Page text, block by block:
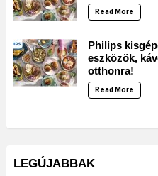
Read More
Philips
eszközök,
otthonra!
Read More
LEGÚJABBAK